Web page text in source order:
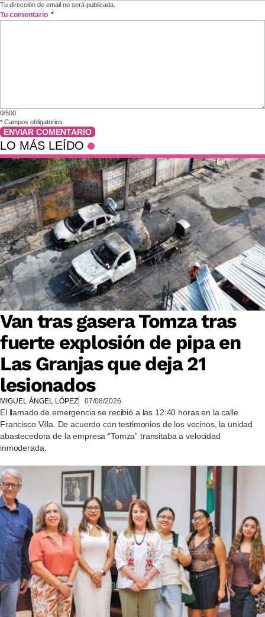
Tu dirección de email no será publicada.
Tu comentario *
0/500
* Campos obligatorios
ENVIAR COMENTARIO
LO MÁS LEÍDO
Van tras gasera Tomza tras
fuerte explosión de pipa en
Las Granjas que deja 21
lesionados
MIGUEL ÁNGEL LÓPEZ 07/08/2026
El llamado de emergencia se recibió a las 12:40 horas en la calle
Francisco Villa. De acuerdo con testimonios de los vecinos, la unidad
abastecedora de la empresa “Tomza” transitaba a velocidad
inmoderada.